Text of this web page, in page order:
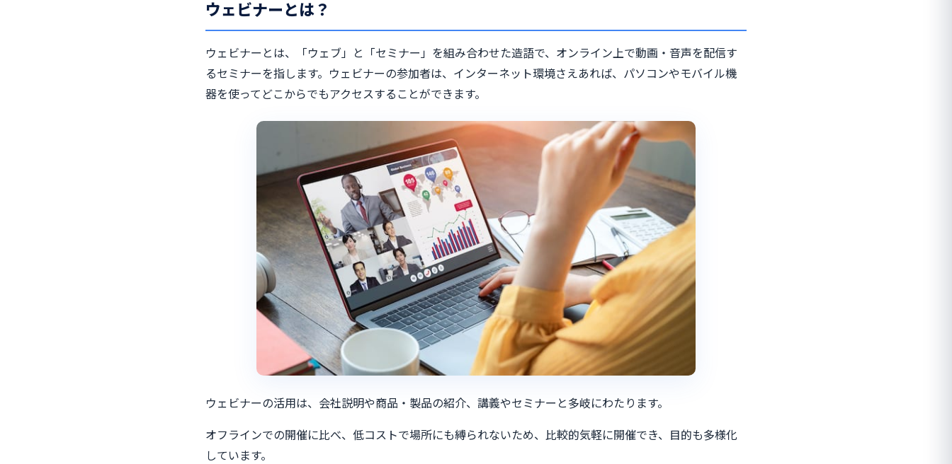
ウェビナーとは？
ウェビナーとは、「ウェブ」と「セミナー」を組み合わせた造語で、オンライン上で動画・音声を配信す
るセミナーを指します。ウェビナーの参加者は、インターネット環境さえあれば、パソコンやモバイル機
器を使ってどこからでもアクセスすることができます。
ウェビナーの活用は、会社説明や商品・製品の紹介、講義やセミナーと多岐にわたります。
オフラインでの開催に比べ、低コストで場所にも縛られないため、比較的気軽に開催でき、目的も多様化
しています。